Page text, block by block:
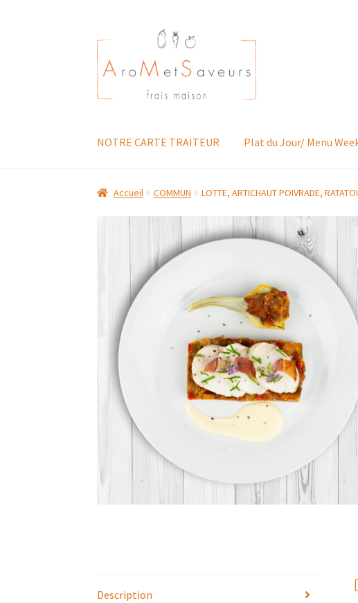
Aller
à
la
navigation
Aller
au
contenu
NOTRE CARTE TRAITEUR Plat du Jour/ Menu
Accueil COMMUN LOTTE, ARTICHAUT POIVRADE,
Description